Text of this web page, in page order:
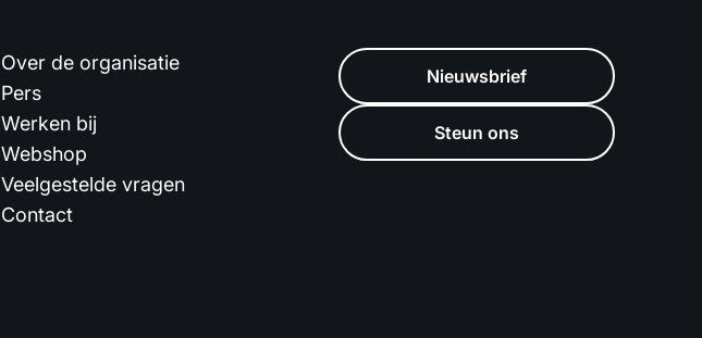
Over de organisatie
Pers
Werken bij
Webshop
Veelgestelde vragen
Contact
Nieuwsbrief
Steun ons